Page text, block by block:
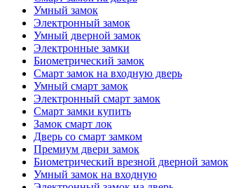
Умный замок
Электронный замок
Умный дверной замок
Электронные замки
Биометрический замок
Смарт замок на входную дверь
Умный смарт замок
Электронный смарт замок
Смарт замки купить
Замок смарт лок
Дверь со смарт замком
Премиум двери замок
Биометрический врезной дверной замок
Умный замок на входную